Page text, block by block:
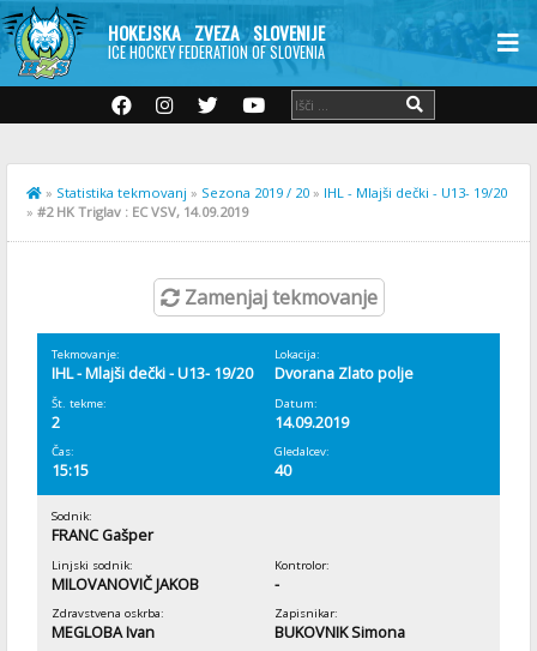
HOKEJSKA ZVEZA SLOVENIJE
ICE HOCKEY FEDERATION OF SLOVENIA
» Statistika tekmovanj » Sezona 2019 / 20 » IHL - Mlajši dečki - U13- 19/20
» #2 HK Triglav : EC VSV, 14.09.2019
Zamenjaj tekmovanje
Tekmovanje:
IHL - Mlajši dečki - U13- 19/20
Lokacija:
Dvorana Zlato polje
Št. tekme:
2
Datum:
14.09.2019
Čas:
15:15
Gledalcev:
40
Sodnik:
FRANC Gašper
Linjski sodnik:
MILOVANOVIČ JAKOB
Kontrolor:
-
Zdravstvena oskrba:
MEGLOBA Ivan
Zapisnikar:
BUKOVNIK Simona